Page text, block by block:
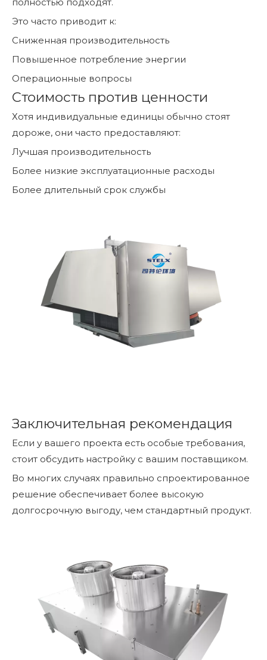
Это часто приводит к:
Сниженная производительность
Повышенное потребление энергии
Операционные вопросы
Стоимость против ценности
Хотя индивидуальные единицы обычно стоят
дороже, они часто предоставляют:
Лучшая производительность
Более низкие эксплуатационные расходы
Более длительный срок службы
Заключительная рекомендация
Если у вашего проекта есть особые требования,
стоит обсудить настройку с вашим поставщиком.
Во многих случаях правильно спроектированное
решение обеспечивает более высокую
долгосрочную выгоду, чем стандартный продукт.